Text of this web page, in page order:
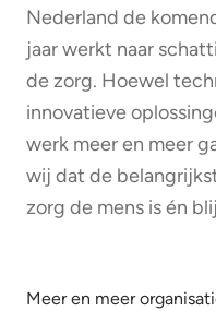
Nederland de
jaar werkt naar
de zorg. Hoewel
innovatieve
werk meer en meer
wij dat de
zorg de mens is én
Meer en meer